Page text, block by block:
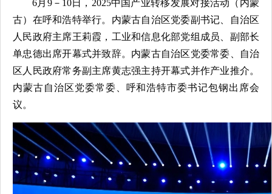
6月9－10日，2025中国产业转移发展对接活动（内蒙
古）在呼和浩特举行。内蒙古自治区党委副书记、自治区
人民政府主席王莉霞，工业和信息化部党组成员、副部长
单忠德出席开幕式并致辞。内蒙古自治区党委常委、自治
区人民政府常务副主席黄志强主持开幕式并作产业推介。
内蒙古自治区党委常委、呼和浩特市委书记包钢出席会
议。